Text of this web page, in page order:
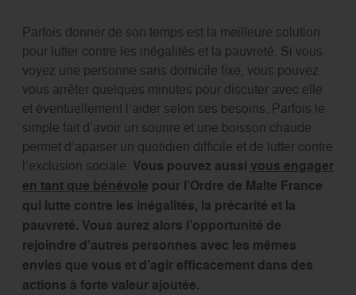
Parfois donner de son temps est la meilleure solution
pour lutter contre les inégalités et la pauvreté. Si vous
voyez une personne sans domicile fixe, vous pouvez
vous arrêter quelques minutes pour discuter avec elle
et éventuellement l’aider selon ses besoins. Parfois le
simple fait d’avoir un sourire et une boisson chaude
permet d’apaiser un quotidien difficile et de lutter contre
l’exclusion sociale. Vous pouvez aussi vous engager
en tant que bénévole pour l’Ordre de Malte France
qui lutte contre les inégalités, la précarité et la
pauvreté. Vous aurez alors l’opportunité de
rejoindre d’autres personnes avec les mêmes
envies que vous et d’agir efficacement dans des
actions à forte valeur ajoutée.